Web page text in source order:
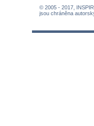
© 2005 - 2017,
jsou chráněna